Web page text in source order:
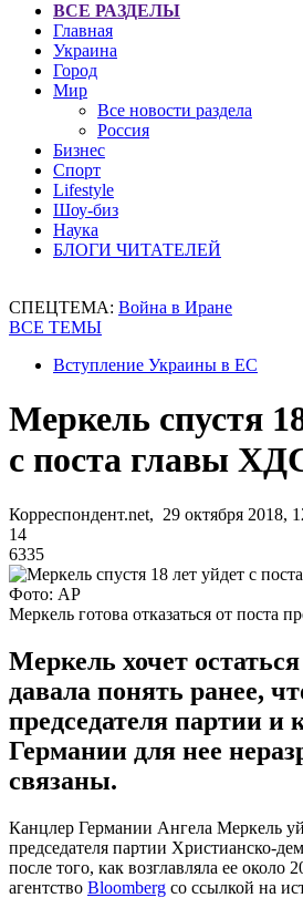
ВСЕ РАЗДЕЛЫ
Главная
Украина
Город
Мир
Все новости раздела
Россия
Бизнес
Спорт
Lifestyle
Шоу-биз
Наука
БЛОГИ ЧИТАТЕЛЕЙ
СПЕЦТЕМА: Война в Иране
ВСЕ ТЕМЫ
Вступление Украины в ЕС
Меркель спустя
с поста главы
Корреспондент.net, 29 октября 2018,
14
6335
Фото: AP
Меркель готова отказаться от поста
Меркель хочет
давала понять ранее,
председателя партии и
Германии для нее
связаны.
Канцлер Германии Ангела Меркель
председателя партии Христианско-
после того, как возглавляла ее около
агентство Bloomberg со ссылкой на